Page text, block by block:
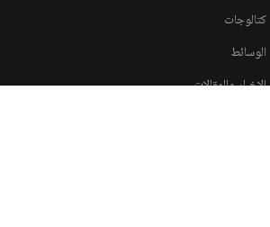
كتالوجات
الوسائط
الاخبار والمقالات